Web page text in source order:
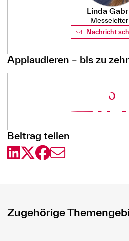
Linda
Nachricht
Applaudieren – bis zu
0
Beitrag teilen
Zugehörige